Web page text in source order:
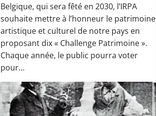
Belgique, qui sera fêté en 2030, l’IRPA
souhaite mettre à l’honneur le patrimoine
artistique et culturel de notre pays en
proposant dix « Challenge Patrimoine ».
Chaque année, le public pourra voter
pour…